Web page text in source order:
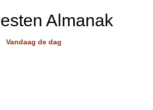
Almanak
Vandaag de dag